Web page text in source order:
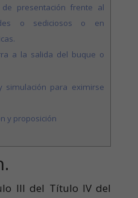
presentación frente al
o sediciosos o en
a la salida del buque o
simulación para eximirse
y proposición
III del Título IV del